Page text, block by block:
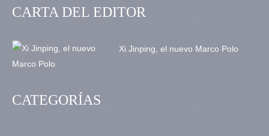
CARTA DEL EDITOR
Xi Jinping, el nuevo Marco Polo
CATEGORÍAS